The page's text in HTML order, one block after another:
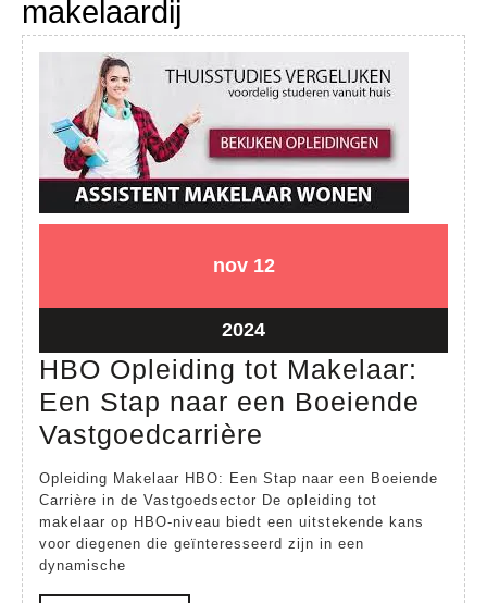
makelaardij
nov12
2024
1212
202412
november
2024
HBO Opleiding tot Makelaar:
Een Stap naar een Boeiende
Vastgoedcarrière
Opleiding
tot
Makelaar:
Opleiding Makelaar HBO: Een Stap naar een Boeiende
Carrière in de Vastgoedsector De opleiding tot
makelaar op HBO-niveau biedt een uitstekende kans
voor diegenen die geïnteresseerd zijn in een
dynamische